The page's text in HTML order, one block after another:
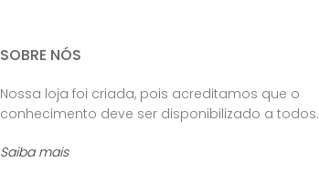
SOBRE NÓS
Nossa loja foi criada, pois acreditamos que o
conhecimento deve ser disponibilizado a todos.
Saiba mais